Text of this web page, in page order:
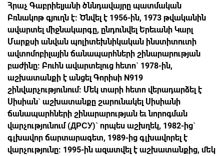
Հրաչ Գաբրիելյանի ծննդավայրը պատմական
Բռնակոթ գյուղն է: Ծնվել է 1956-ին, 1973 թվականին
ավարտել միջնակարգը, ընդունվել Երեւանի Կարլ
Մարքսի անվան պոլիտեխնիկական ինստիտուտի
ավտոմոբիլային ճանապարհների շինարարության
բաժինը: Բուհն ավարտելուց հետո` 1978-ին,
աշխատանքի է անցել Գորիսի N919
շինվարչությունում: Մեկ տարի հետո վերադարձել է
Սիսիան` աշխատանքը շարունակել Սիսիանի
ճանապարհների շինարարության եւ նորոգման
վարչությունում (ДРСУ)` որպես աշխղեկ, 1982-ից`
գլխավոր ճարտարագետ, 1989-ից գլխավորել է
վարչությունը: 1995-ին ազատվել է աշխատանքից, մեկ